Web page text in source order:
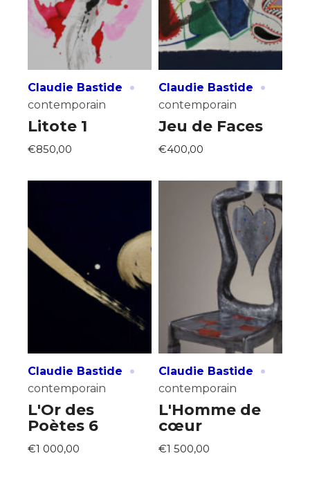
Claudie Bastide ·
contemporain
Litote 1
€850,00
Claudie Bastide ·
contemporain
Jeu de Faces
€400,00
Claudie Bastide ·
contemporain
L'Or des
Poètes 6
€1 000,00
Claudie Bastide ·
contemporain
L'Homme de
cœur
€1 500,00